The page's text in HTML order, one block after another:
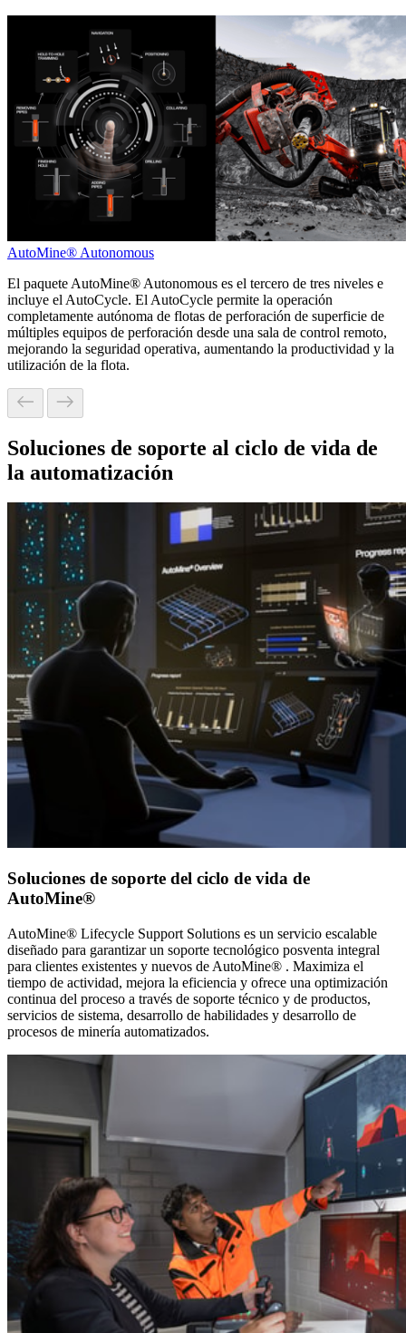
AutoMine® Autonomous
El paquete AutoMine® Autonomous es el tercero de tres niveles e
incluye el AutoCycle. El AutoCycle permite la operación
completamente autónoma de flotas de perforación de superficie de
múltiples equipos de perforación desde una sala de control remoto,
mejorando la seguridad operativa, aumentando la productividad y la
utilización de la flota.
Soluciones de soporte al ciclo de vida de
la automatización
Soluciones de soporte del ciclo de vida de
AutoMine®
AutoMine® Lifecycle Support Solutions es un servicio escalable
diseñado para garantizar un soporte tecnológico posventa integral
para clientes existentes y nuevos de AutoMine® . Maximiza el
tiempo de actividad, mejora la eficiencia y ofrece una optimización
continua del proceso a través de soporte técnico y de productos,
servicios de sistema, desarrollo de habilidades y desarrollo de
procesos de minería automatizados.